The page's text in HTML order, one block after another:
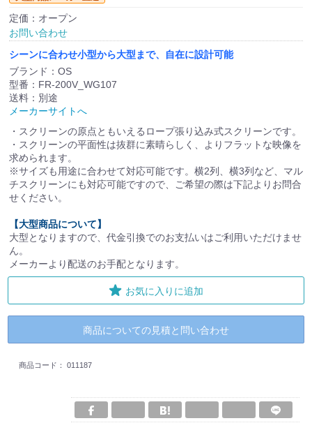
定価：オープン
お問い合わせ
シーンに合わせ小型から大型まで、自在に設計可能
ブランド：OS
型番：FR-200V_WG107
送料：別途
メーカーサイトへ
・スクリーンの原点ともいえるロープ張り込み式スクリーンです。
・スクリーンの平面性は抜群に素晴らしく、よりフラットな映像を
求められます。
※サイズも用途に合わせて対応可能です。横2列、横3列など、マル
チスクリーンにも対応可能ですので、ご希望の際は下記よりお問合
せください。
【大型商品について】
大型となりますので、代金引換でのお支払いはご利用いただけませ
ん。
メーカーより配送のお手配となります。
お気に入りに追加
商品についての見積と問い合わせ
商品コード： 011187